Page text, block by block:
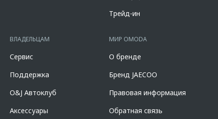
14,600%, на диапазонах первоначального взноса от 10,000% до
90,000% от стоимости автомобиля, при сроке кредита от 12 до 96
кредита в % годовых составляет от 10,507% до 11,151%. % ставка
составляет 7,700% при первоначальном взносе 50,000% от
стоимости автомобиля, при сроке кредита 60 мес. и определяется
индивидуально. Указанное предложение действует в случае
оформления полиса КАСКО. При отказе от полиса КАСКО/отсутствии
пролонгации процентная ставка увеличится на 3%. Оценивайте свои
финансовые возможности и риски. Подробнее уточняйте в
официальных дилерских центрах «Omoda». Изучите все условия
кредита в разделе «Кредит на покупку автомобиля у дилера» на
сайте банкаhttps://alfabank.ru/get-money/auto-loan/dealers/?
Трейд-ин
ВЛАДЕЛЬЦАМ
Сервис
Поддержка
O&J Автоклуб
Аксессуары
МИР OMODA
О бренде
Бренд JAECOO
Правовая информация
Обратная связь